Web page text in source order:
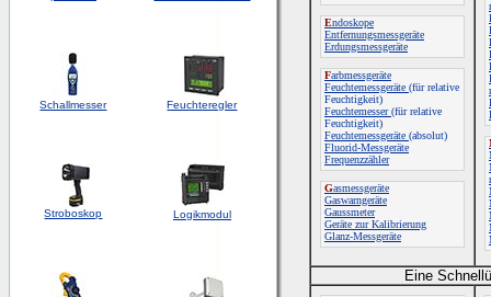
Schallmesser Feuchteregler
Stroboskop Logikmodul
Endoskope
Entfernungsmessgeräte
Erdungsmessgeräte
Farbmessgeräte
Feuchtemessgeräte (für relative
Feuchtigkeit)
Feuchtemesser(für relative
Feuchtigkeit)
Feuchtemessgeräte (absolut)
Fluorid-Messgeräte
Frequenzzähler
Gasmessgeräte
Gaswarngeräte
Gaussmeter
Geräte zur Kalibrierung
Glanz-Messgeräte
Eine